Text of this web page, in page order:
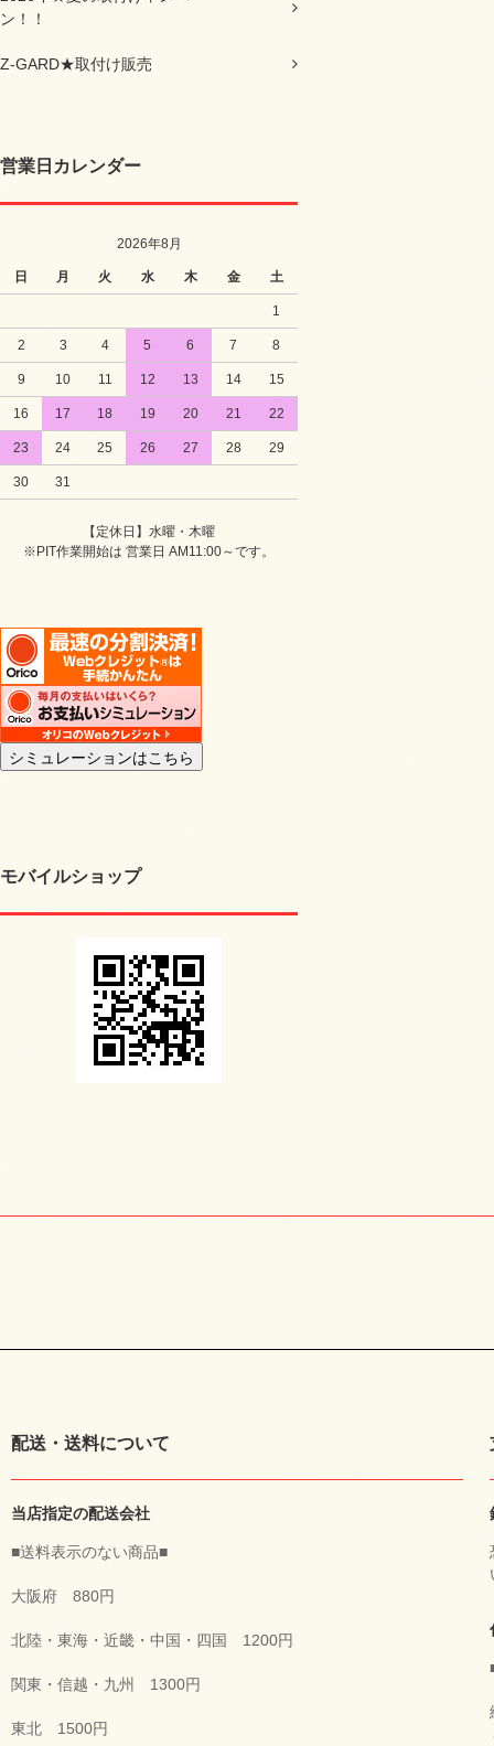
ン！！
Z-GARD★取付け販売
営業日カレンダー
2026年8月
日 月 火 水 木 金 土
1
2 3 4 5 6 7 8
9 10 11 12 13 14 15
16 17 18 19 20 21 22
23 24 25 26 27 28 29
30 31
【定休日】水曜・木曜
※PIT作業開始は 営業日 AM11:00～です。
モバイルショップ
配送・送料について
当店指定の配送会社
■送料表示のない商品■
大阪府 880円
北陸・東海・近畿・中国・四国 1200円
関東・信越・九州 1300円
東北 1500円